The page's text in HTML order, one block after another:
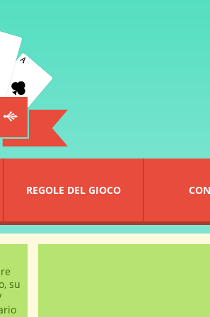
REGOLE DEL GIOCO
su